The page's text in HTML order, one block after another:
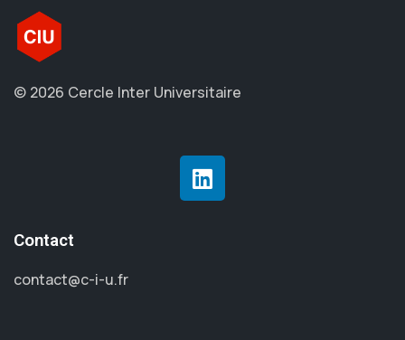
© 2026 Cercle Inter Universitaire
Contact
contact@c-i-u.fr